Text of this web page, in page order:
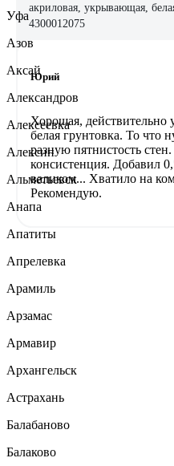
акриловая, укрывающая,
4300012075
Юрий
Хорошая,
белая грунтовка. То что
разную пятнистость
консистенция. Добавил
валиком... Хватило на
Рекомендую.
Уфа
Азов
Аксай
Александров
Алексеевка
Алексин
Альметьевск
Анапа
Апатиты
Апрелевка
Арамиль
Арзамас
Армавир
Архангельск
Астрахань
Балабаново
Балаково